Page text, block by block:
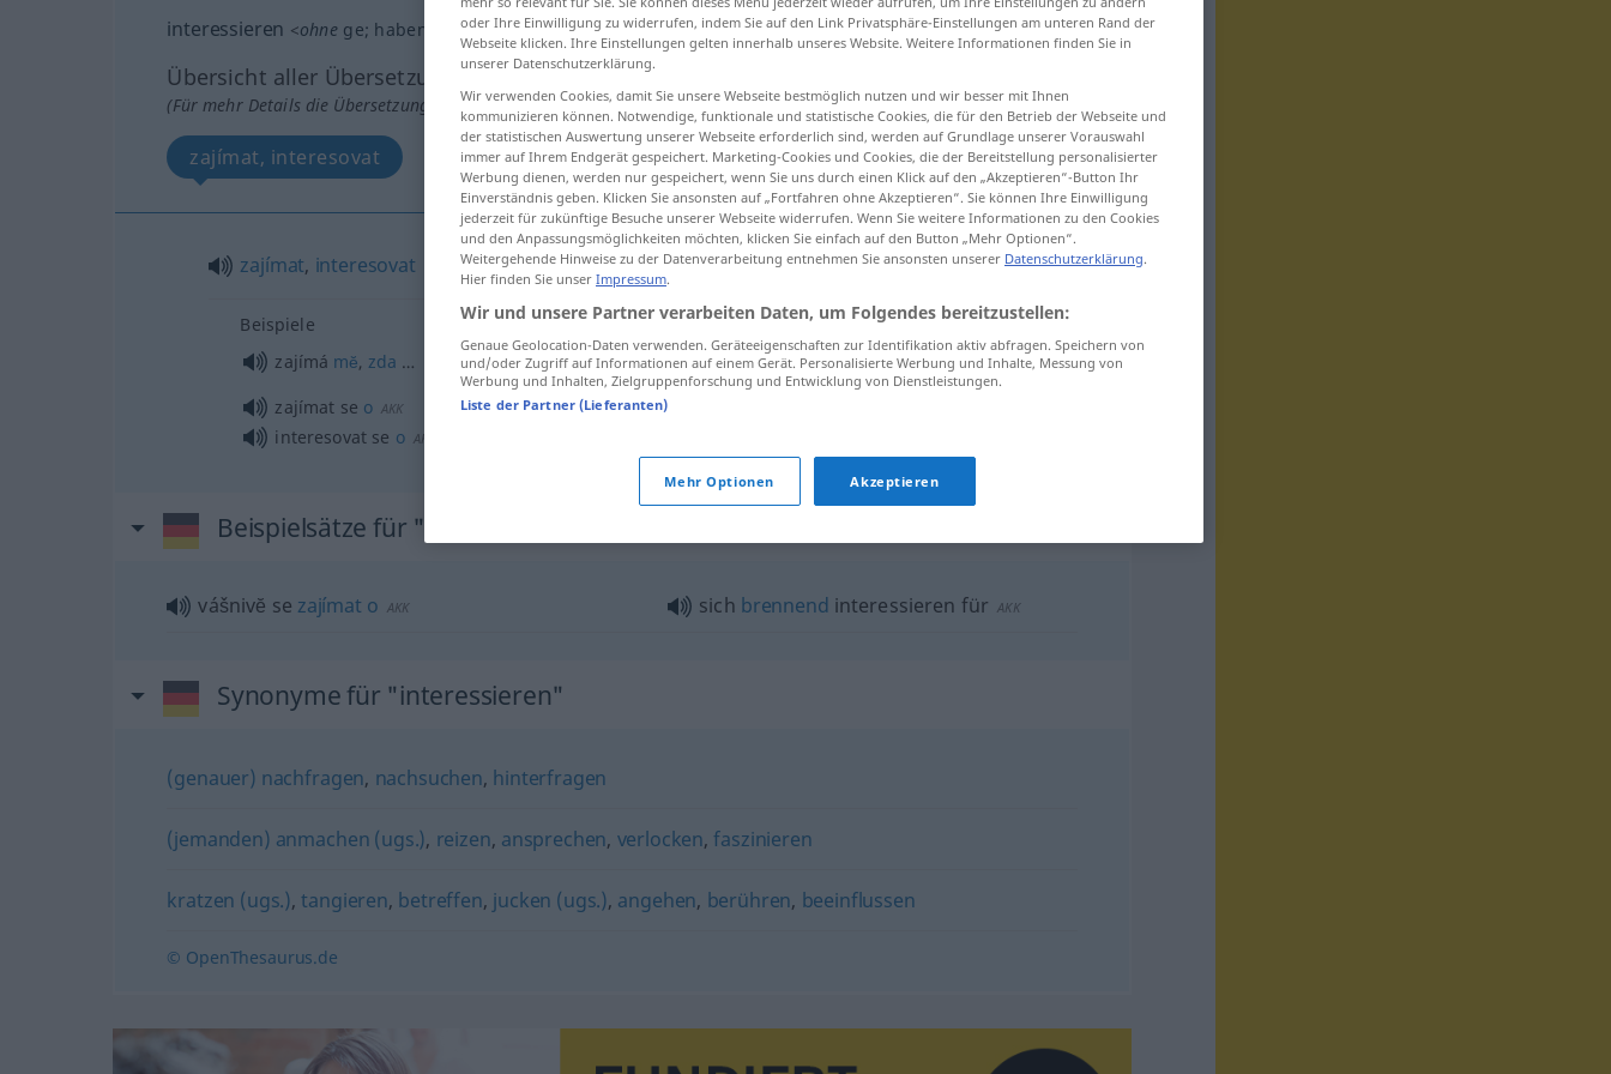
interessieren <ohne ge; haben
Übersicht aller Übersetzungen
(Für mehr Details die Übersetzung anklicken/antippen)
zajímat, interesovat
zajímat, interesovat interessieren
Beispiele
zajímá mĕ, zda … esinteressiertmich,ob…
zajímat se o AKK
interesovat se o AKK
Beispielsätze für "interessieren"
vášnivĕ se zajímat o AKK sich brennend interessieren für AKK
Synonyme für "interessieren"
(genauer) nachfragen, nachsuchen, hinterfragen
(jemanden) anmachen (ugs.), reizen, ansprechen, verlocken,faszinieren
kratzen (ugs.),tangieren, betreffen, jucken (ugs.), angehen, berühren, beeinflussen
© OpenThesaurus.de
oder Ihre Einwilligung zu widerrufen, indem Sie auf den Link Privatsphäre-Einstellungen am unteren Rand der
Webseite klicken. Ihre Einstellungen gelten innerhalb unseres Website. Weitere Informationen finden Sie in
unserer Datenschutzerklärung.
Wir verwenden Cookies, damit Sie unsere Webseite bestmöglich nutzen und wir besser mit Ihnen
kommunizieren können. Notwendige, funktionale und statistische Cookies, die für den Betrieb der Webseite und
der statistischen Auswertung unserer Webseite erforderlich sind, werden auf Grundlage unserer Vorauswahl
immer auf Ihrem Endgerät gespeichert. Marketing-Cookies und Cookies, die der Bereitstellung personalisierter
Werbung dienen, werden nur gespeichert, wenn Sie uns durch einen Klick auf den „Akzeptieren“-Button Ihr
Einverständnis geben. Klicken Sie ansonsten auf „Fortfahren ohne Akzeptieren“. Sie können Ihre Einwilligung
jederzeit für zukünftige Besuche unserer Webseite widerrufen. Wenn Sie weitere Informationen zu den Cookies
und den Anpassungsmöglichkeiten möchten, klicken Sie einfach auf den Button „Mehr Optionen“.
Weitergehende Hinweise zu der Datenverarbeitung entnehmen Sie ansonsten unserer Datenschutzerklärung.
Hier finden Sie unser Impressum.
Wir und unsere Partner verarbeiten Daten, um Folgendes bereitzustellen:
Genaue Geolocation-Daten verwenden. Geräteeigenschaften zur Identifikation aktiv abfragen. Speichern von
und/oder Zugriff auf Informationen auf einem Gerät. Personalisierte Werbung und Inhalte, Messung von
Werbung und Inhalten, Zielgruppenforschung und Entwicklung von Dienstleistungen.
Liste der Partner (Lieferanten)
Mehr Optionen Akzeptieren